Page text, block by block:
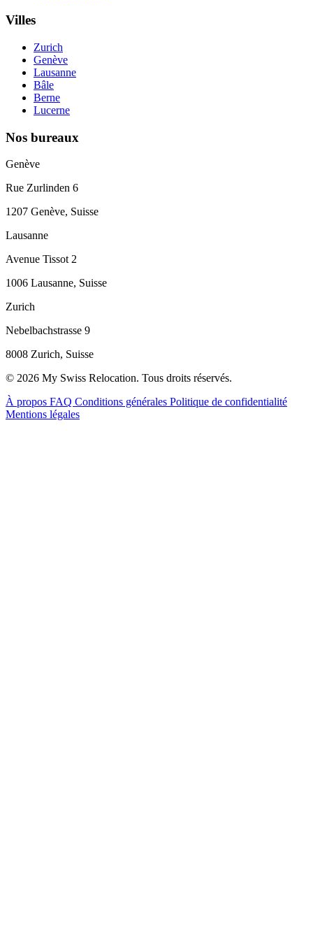
Villes
Zurich
Genève
Lausanne
Bâle
Berne
Lucerne
Nos bureaux
Genève
Rue Zurlinden 6
1207 Genève, Suisse
Lausanne
Avenue Tissot 2
1006 Lausanne, Suisse
Zurich
Nebelbachstrasse 9
8008 Zurich, Suisse
© 2026 My Swiss Relocation. Tous droits réservés.
À propos FAQ Conditions générales Politique de confidentialité
Mentions légales